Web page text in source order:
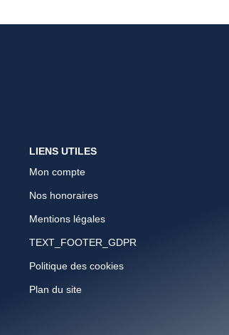
LIENS UTILES
Mon compte
Nos honoraires
Mentions légales
TEXT_FOOTER_GDPR
Politique des cookies
Plan du site